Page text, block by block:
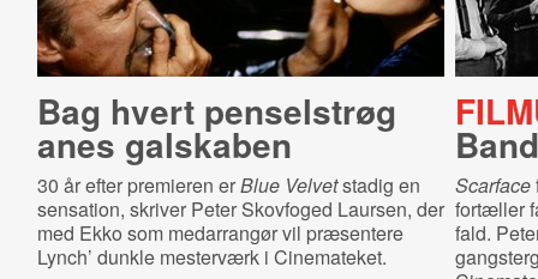
Bag hvert penselstrøg
anes galskaben
30 år efter premieren erBlue Velvetstadig en
sensation, skriver Peter Skovfoged Laursen, der
med Ekko som medarrangør vil præsentere
Lynch’ dunkle mesterværk i Cinemateket.
Scarface
fortæller
fald.